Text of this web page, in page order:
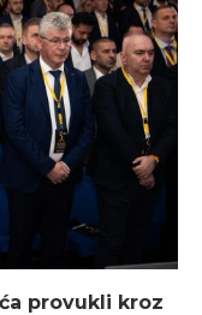
provukli kroz